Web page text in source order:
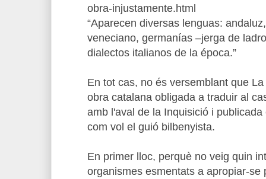
obra-injustamente.html
“Aparecen diversas lenguas:
veneciano, germanías –jerga de
dialectos italianos de la época.”
En tot cas, no és versemblant que
obra catalana obligada a traduir al
amb l'aval de la Inquisició i publicada
com vol el guió bilbenyista.
En primer lloc, perquè no veig quin
organismes esmentats a apropiar-se